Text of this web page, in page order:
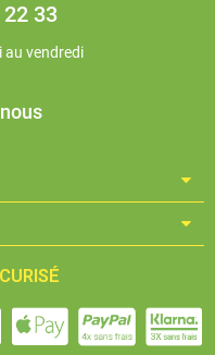
33
au vendredi